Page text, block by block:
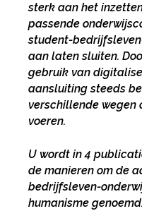
sterk aan het
passende
student-
aan laten sluiten.
gebruik van
aansluiting steeds
verschillende
voeren.
U wordt in 4
de manieren om de
bedrijfsleven-
humanisme genoemd.